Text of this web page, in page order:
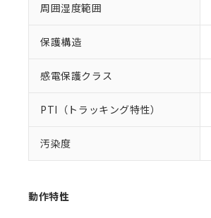
周囲湿度範囲
保護構造
感電保護クラス
PTI（トラッキング特性）
汚染度
動作特性